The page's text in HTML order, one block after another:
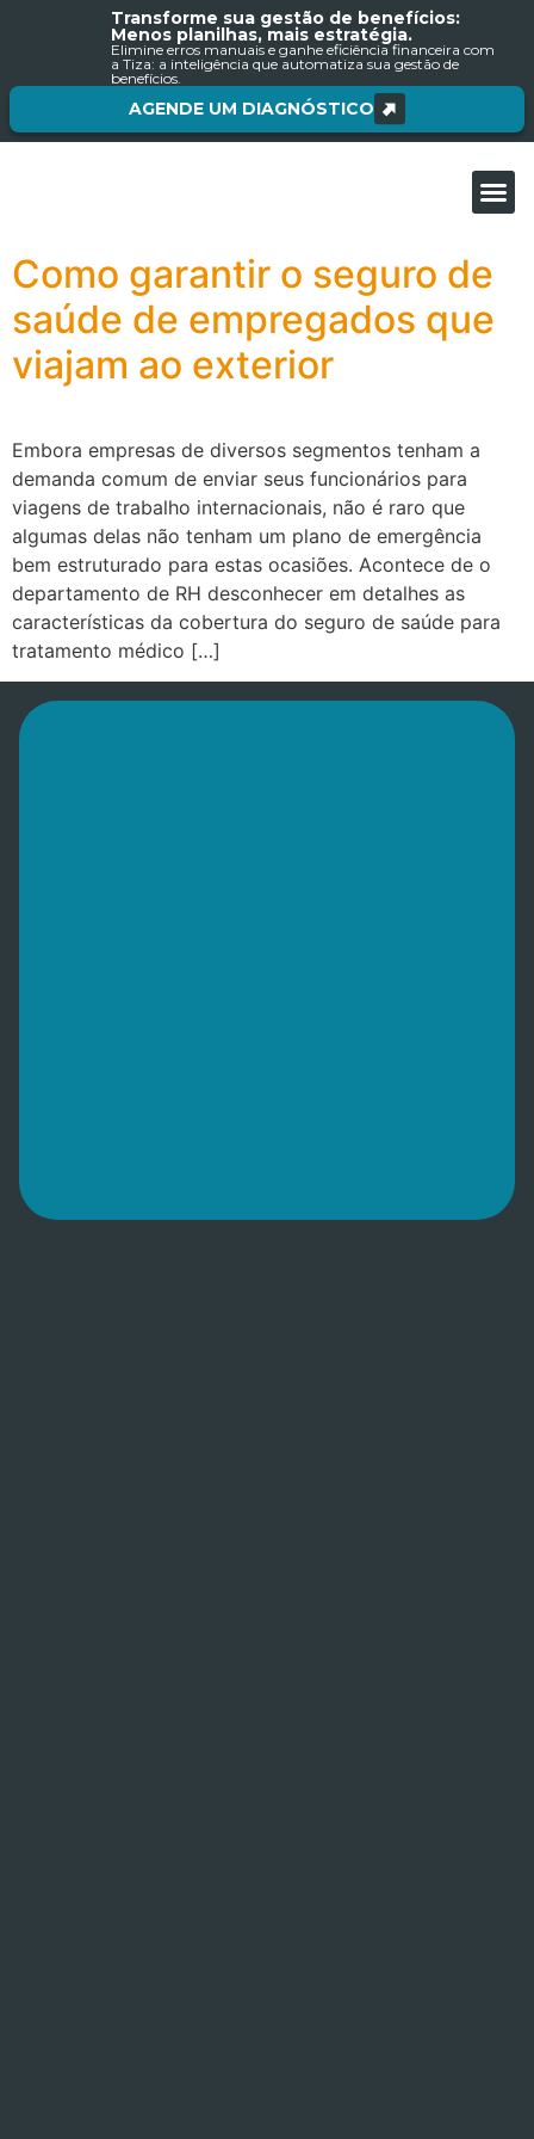
Transforme sua gestão de benefícios:
Menos planilhas, mais estratégia.
Elimine erros manuais e ganhe eficiência financeira com
a Tiza: a inteligência que automatiza sua gestão de
benefícios.
AGENDE UM DIAGNÓSTICO
Como garantir o seguro de
saúde de empregados que
viajam ao exterior
Embora empresas de diversos segmentos tenham a
demanda comum de enviar seus funcionários para
viagens de trabalho internacionais, não é raro que
algumas delas não tenham um plano de emergência
bem estruturado para estas ocasiões. Acontece de o
departamento de RH desconhecer em detalhes as
características da cobertura do seguro de saúde para
tratamento médico […]